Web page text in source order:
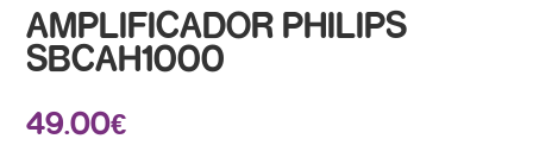
AMPLIFICADOR PHILIPS
SBCAH1000
49.00€